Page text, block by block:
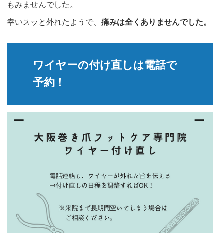
もみませんでした。
幸いスッと外れたようで、痛みは全くありませんでした。
ワイヤーの付け直しは電話で
予約！